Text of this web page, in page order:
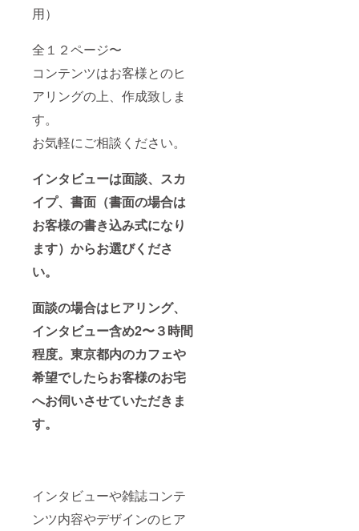
用）
全１２ページ〜
コンテンツはお客様とのヒ
アリングの上、作成致しま
す。
お気軽にご相談ください。
インタビューは面談、スカ
イプ、書面（書面の場合は
お客様の書き込み式になり
ます）からお選びくださ
い。
面談の場合はヒアリング、
インタビュー含め2〜３時間
程度。東京都内のカフェや
希望でしたらお客様のお宅
へお伺いさせていただきま
す。
インタビューや雑誌コンテ
ンツ内容やデザインのヒア